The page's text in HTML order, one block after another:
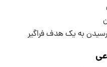
رسیدن به یک هدف فراگیر